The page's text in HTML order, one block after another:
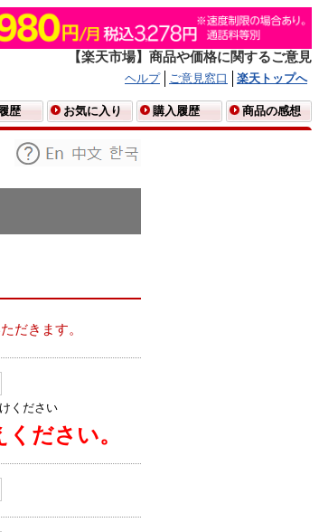
【楽天市場】商品や価格に関するご意見
ヘルプ ご意見窓口
楽天トップへ
歴 お気に入り 購入履歴 商品の感想
だきます。
ください
ださい。